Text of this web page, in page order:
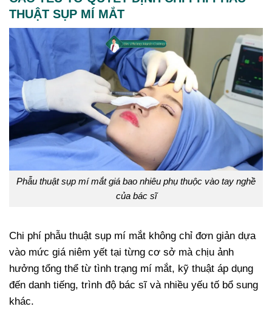
THUẬT SỤP MÍ MẮT
Phẫu thuật sụp mí mắt giá bao nhiêu phụ thuộc vào tay nghề
của bác sĩ
Chi phí phẫu thuật sụp mí mắt không chỉ đơn giản dựa
vào mức giá niêm yết tại từng cơ sở mà chịu ảnh
hưởng tổng thể từ tình trạng mí mắt, kỹ thuật áp dụng
đến danh tiếng, trình độ bác sĩ và nhiều yếu tố bổ sung
khác.